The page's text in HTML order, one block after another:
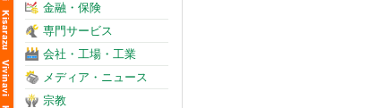
金融・保険
専門サービス
会社・工場・工業
メディア・ニュース
宗教